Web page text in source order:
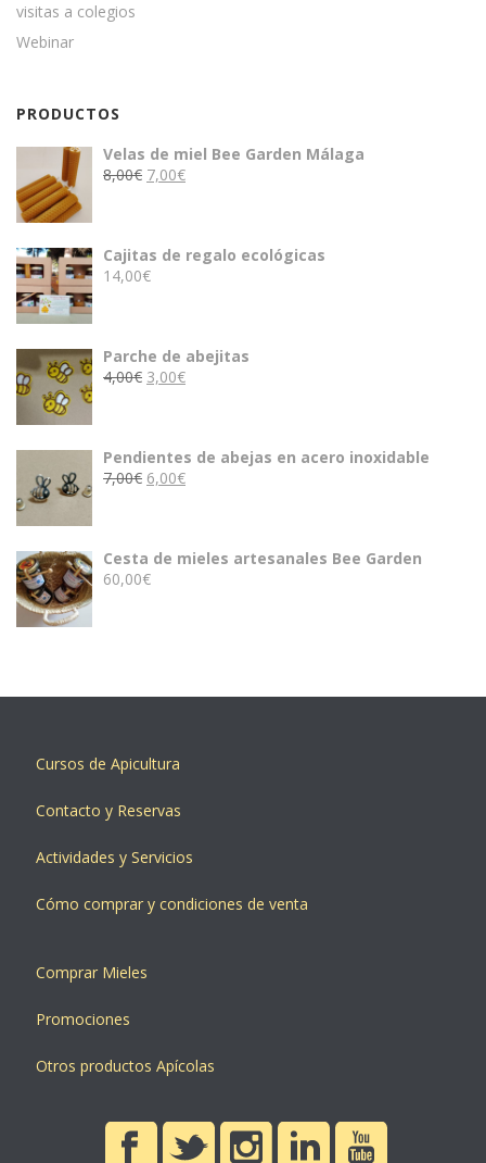
visitas a colegios
Webinar
PRODUCTOS
Velas de miel Bee Garden Málaga
8,00€ El
era:
8,00€.
7,00€El
es:
Cajitas de regalo ecológicas
14,00€
Parche de abejitas
4,00€ El
era:
4,00€.
3,00€El
es:
3,00€.
Pendientes de abejas en acero inoxidable
7,00€ El
era:
7,00€.
6,00€El
es:
Cesta de mieles artesanales Bee Garden
60,00€
Cursos de Apicultura
Contacto y Reservas
Actividades y Servicios
Cómo comprar y condiciones de venta
Comprar Mieles
Promociones
Otros productos Apícolas